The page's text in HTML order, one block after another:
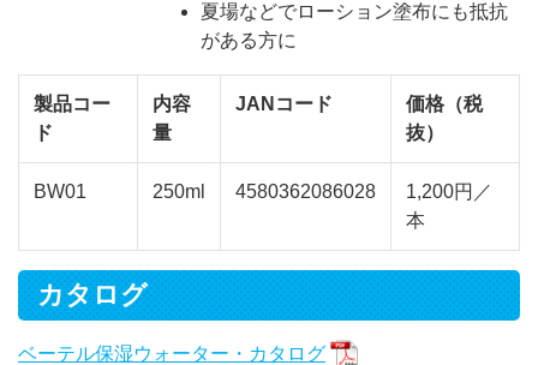
夏場などでローション塗布にも抵抗
がある方に
製品コー
ド
内容
量
JANコード
価格（税
抜）
BW01 250ml 4580362086028
1,200円／
本
カタログ
ベーテル保湿ウォーター・カタログ